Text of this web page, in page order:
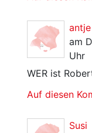
antje
am
Uhr
WER ist
Auf diesen
Susi